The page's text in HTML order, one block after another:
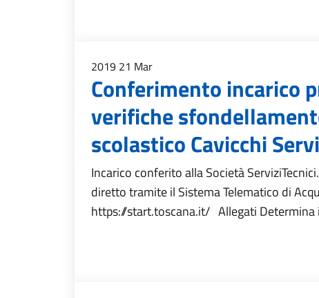
2019 21 Mar
Conferimento incarico
verifiche
scolastico Cavicchi
Incarico conferito alla Società
diretto tramite il Sistema Telematico di
https://start.toscana.it/ Allegati